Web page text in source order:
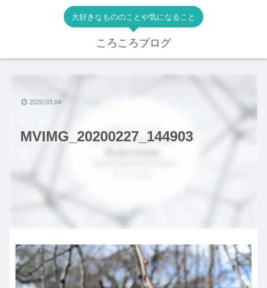
大好きなもののことや気になること
ころころブログ
MVIMG_20200227_144903
2020.03.04